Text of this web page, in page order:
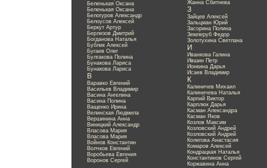
Беленькая Оксана
Беленькая Оксана
Белогуров Александр
Белоусов Алексей
Беркут Артур
Берлизов Дмитрий
Богданова Наталья
Бублик Алексей
Бугаев Олег
Булгакова Полина
Бунакова Лариса
Бунакова Лариса
В
Варавко Евгений
Васильев Владимир
Васина Ангелина
Васина Полина
Ващенко Ирина
Велинская Людмила
Вершинина Анна
Виницкий Александр
Власова Мария
Власова Мария
Войнов Константин
Волчков Евгений
Воробьева Евгения
Воронов Сергей
Жанна Сбитнева
З
Зайцев Алексей
Зальцман Юрий
Засорина Полина
Землеруб Федор
Золотухина Светлана
И
Иванкова Галина
Ившин Петр
Ионкина Дарья
Исаев Владимир
К
Калиничев Михаил
Калиничева Наталья
Карпий Виктор
Карплюк Дарья
Касман Александра
Касман Яков
Козлов Максим
Козловский Андрей
Козловский Андрей
Колегова Анастасия
Комаров Алексей
Кондрацкая Наталья
Константинов Сергей
Коржавина Анна